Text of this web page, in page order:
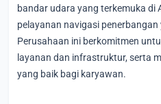
bandar udara yang terkemuka di
pelayanan navigasi
Perusahaan ini berkomitmen
layanan dan infrastruktur, serta
yang baik bagi karyawan.